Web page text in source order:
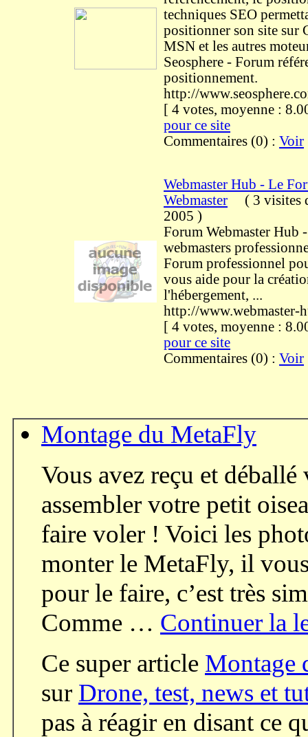
techniques SEO
positionner son site sur
MSN et les autres
Seosphere - Forum
positionnement.
http://
[ 4 votes, moyenne :
pour ce site
Commentaires (0) : Voir
Webmaster Hub - Le
Webmaster ( 3 visites
2005 )
Forum Webmaster Hub
webmasters
Forum professionnel
vous aide pour la
l'hébergement, ...
http://www.webmaster-
[ 4 votes, moyenne :
pour ce site
Commentaires (0) : Voir
Montage du MetaFly
Vous avez reçu et
assembler votre petit
faire voler ! Voici les
monter le MetaFly, il
pour le faire, c’est très
Comme … Continuer la
Ce super article Montage
sur Drone, test, news et
pas à réagir en disant ce